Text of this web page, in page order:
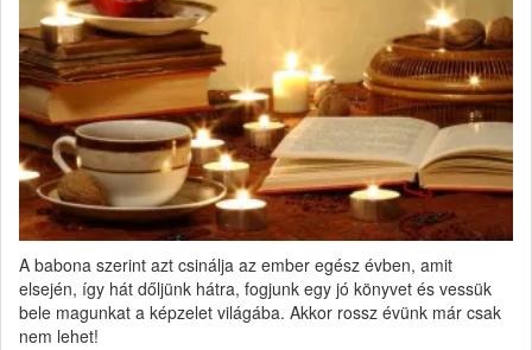
A babona szerint azt csinálja az ember egész évben, amit
elsején, így hát dőljünk hátra, fogjunk egy jó könyvet és vessük
bele magunkat a képzelet világába. Akkor rossz évünk már csak
nem lehet!